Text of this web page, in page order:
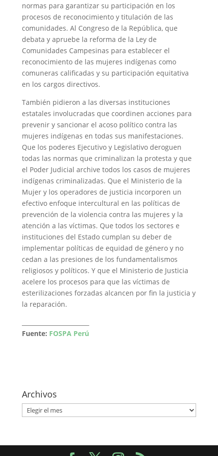
normas para garantizar su participación en los
procesos de reconocimiento y titulación de las
comunidades. Al Congreso de la República, que
debata y apruebe la reforma de la Ley de
Comunidades Campesinas para establecer el
reconocimiento de las mujeres indígenas como
comuneras calificadas y su participación equitativa
en los cargos directivos.
También pidieron a las diversas instituciones
estatales involucradas que coordinen acciones para
prevenir y sancionar el acoso político contra las
mujeres indígenas en todas sus manifestaciones.
Que los poderes Ejecutivo y Legislativo deroguen
todas las normas que criminalizan la protesta y que
el Poder Judicial archive todos los casos de mujeres
indígenas criminalizadas. Que el Ministerio de la
Mujer y los operadores de justicia incorporen un
efectivo enfoque intercultural en las políticas de
prevención de la violencia contra las mujeres y la
atención a las víctimas. Que todos los sectores e
instituciones del Estado cumplan su deber de
implementar políticas de equidad de género y no
cedan a las presiones de los fundamentalismos
religiosos y políticos. Y que el Ministerio de Justicia
acelere los procesos para que las víctimas de
esterilizaciones forzadas alcancen por fin la justicia y
la reparación.
Fuente: FOSPA Perú
Archivos
Archivos